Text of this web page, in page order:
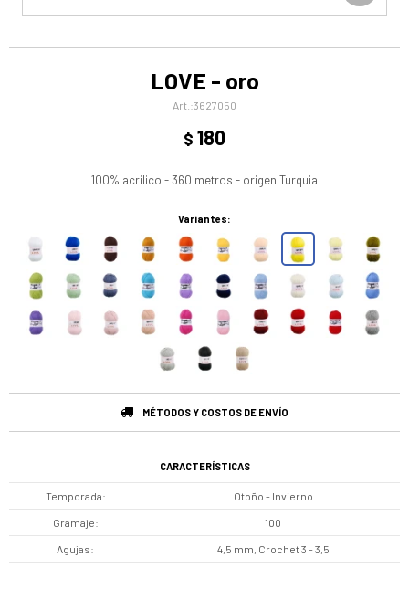
LOVE - oro
3627050
$ 180
100% acrilico - 360 metros - origen Turquia
Variantes:
MÉTODOS Y COSTOS DE ENVÍO
CARACTERÍSTICAS
Temporada Otoño - Invierno
Gramaje 100
Agujas 4,5 mm, Crochet 3 - 3,5